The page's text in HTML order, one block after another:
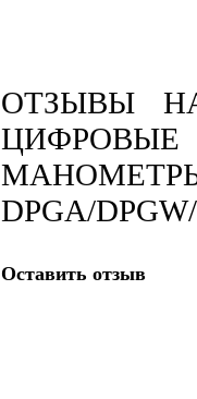
ОТЗЫВЫ
ЦИФРОВЫЕ
DPGA/
Оставить отзыв